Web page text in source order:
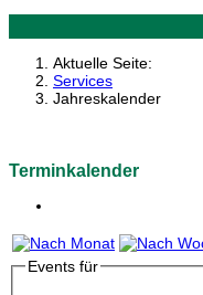
Aktuelle Seite:
Services
Jahreskalender
Terminkalender
Events für